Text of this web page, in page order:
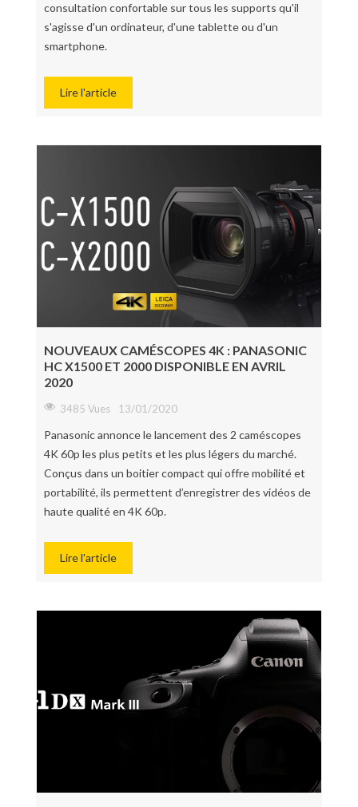
consultation confortable sur tous les supports qu'il
s'agisse d'un ordinateur, d'une tablette ou d'un
smartphone.
Lire l'article
NOUVEAUX CAMÉSCOPES 4K : PANASONIC
HC X1500 ET 2000 DISPONIBLE EN AVRIL
2020
3485 Vues 13/01/2020
Panasonic annonce le lancement des 2 caméscopes
4K 60p les plus petits et les plus légers du marché.
Conçus dans un boitier compact qui offre mobilité et
portabilité, ils permettent d’enregistrer des vidéos de
haute qualité en 4K 60p.
Lire l'article